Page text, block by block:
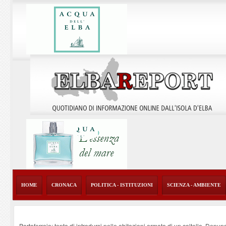
HOME CRONACA POLITICA - ISTITUZIONI SCIENZA - AMBIENTE